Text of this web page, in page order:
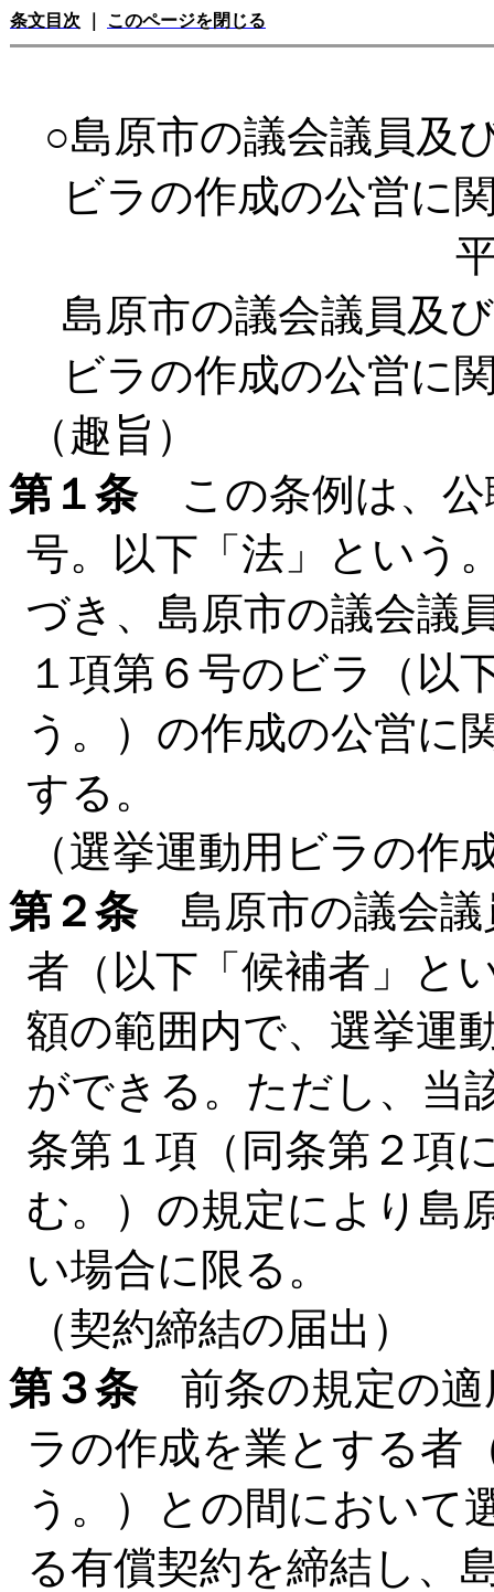
条文目次 このページを閉じる
○島原市の議会議員及
ビラの作成の公営に
島原市の議会議員及
ビラの作成の公営に
（趣旨）
第１条この条例は、公
号。以下「法」という
づき、島原市の議会議
１項第６号のビラ（以
う。）の作成の公営に
する。
（選挙運動用ビラの作
第２条島原市の議会議
者（以下「候補者」と
額の範囲内で、選挙運
ができる。ただし、当
条第１項（同条第２項
む。）の規定により島
い場合に限る。
（契約締結の届出）
第３条前条の規定の適
ラの作成を業とする者
う。）との間において
る有償契約を締結し、